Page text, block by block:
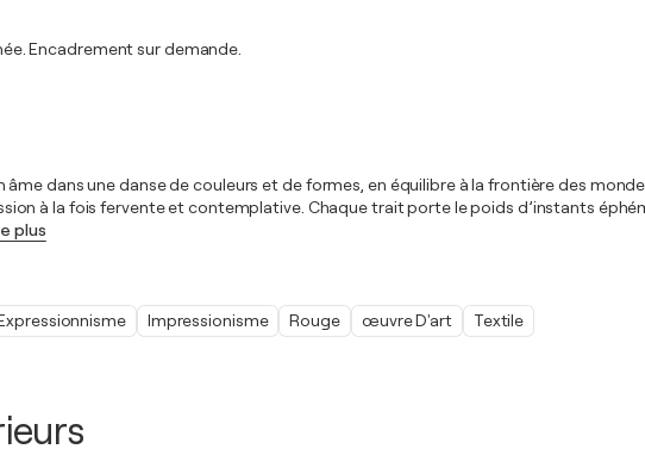
Encadrement sur demande.
âme dans une danse de couleurs et de formes, en équilibre à la frontière des
à la fois fervente et contemplative. Chaque trait porte le poids d’instants
plus
Impressionisme Rouge œuvre D'art Textile